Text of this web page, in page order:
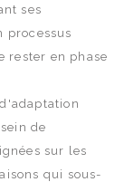
ses
processus
rester en phase
de
sur les
qui sous-